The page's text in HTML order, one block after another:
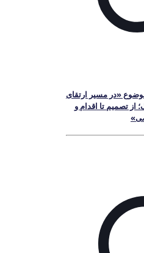
«در مسیر ارتقای
تصمیم تا اقدام و